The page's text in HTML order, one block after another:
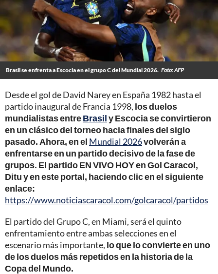
Brasil se enfrenta a Escocia en el grupo C del Mundial 2026. Foto: AFP
Desde el gol de David Narey en España 1982 hasta el
partido inaugural de Francia 1998, los duelos
mundialistas entreBrasily Escocia se convirtieron
en un clásico del torneo hacia finales del siglo
pasado. Ahora, en el Mundial 2026volverán a
enfrentarse en un partido decisivo de la fase de
grupos. El partido EN VIVO HOY en Gol Caracol,
Ditu y en este portal, haciendo clic en el siguiente
enlace:
https://www.noticiascaracol.com/golcaracol/partidos
El partido del Grupo C, en Miami, será el quinto
enfrentamiento entre ambas selecciones en el
escenario más importante, lo que lo convierte en uno
de los duelos más repetidos en la historia de la
Copa del Mundo.